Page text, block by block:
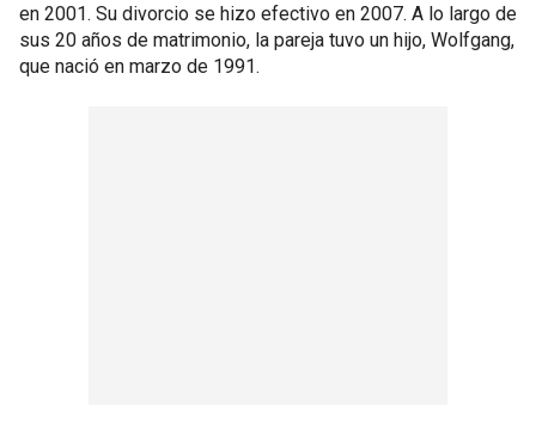
en 2001. Su divorcio se hizo efectivo en 2007. A lo largo de
sus 20 años de matrimonio, la pareja tuvo un hijo, Wolfgang,
que nació en marzo de 1991.